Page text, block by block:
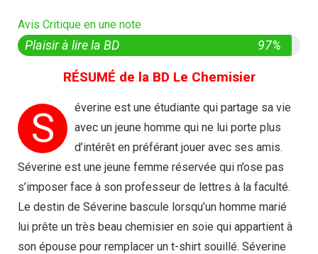
Avis Critique en une note
Plaisir à lire la BD 97%
RÉSUMÉ de la BD Le Chemisier
S
éverine est une étudiante qui partage sa vie
avec un jeune homme qui ne lui porte plus
d’intérêt en préférant jouer avec ses amis.
Séverine est une jeune femme réservée qui n’ose pas
s’imposer face à son professeur de lettres à la faculté.
Le destin de Séverine bascule lorsqu’un homme marié
lui prête un très beau chemisier en soie qui appartient à
son épouse pour remplacer un t-shirt souillé. Séverine